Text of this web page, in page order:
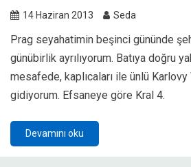
14 Haziran 2013 Seda
Prag seyahatimin beşinci gününde
günübirlik ayrılıyorum. Batıya doğru
mesafede, kaplıcaları ile ünlü
gidiyorum. Efsaneye göre Kral 4.
Devamını oku